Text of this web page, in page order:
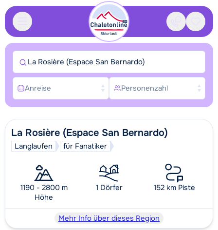
Kontakt
La Rosière (Espace San Bernardo)
Langlaufen für Fanatiker
1190 - 2800 m
Höhe
1 Dörfer 152 km Piste
Mehr Info über dieses Region
La Rosière (Espace San Bernardo)
Anreise Personenzahl